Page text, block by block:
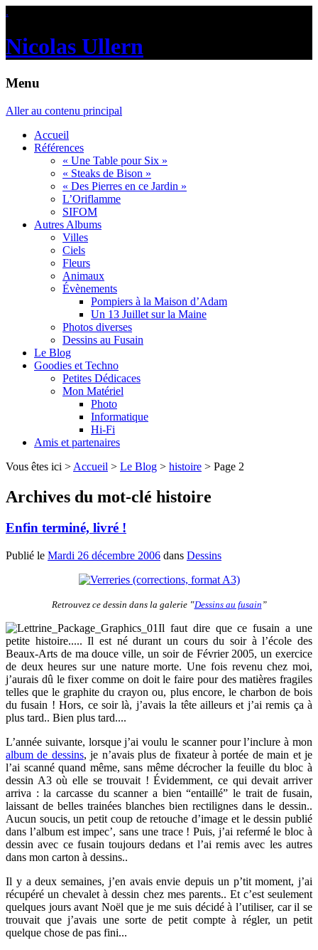
.
Nicolas Ullern
Menu
Aller au contenu principal
Accueil
Références
« Une Table pour Six »
« Steaks de Bison »
« Des Pierres en ce Jardin »
L’Oriflamme
SIFOM
Autres Albums
Villes
Ciels
Fleurs
Animaux
Évènements
Pompiers à la Maison d’Adam
Un 13 Juillet sur la Maine
Photos diverses
Dessins au Fusain
Le Blog
Goodies et Techno
Petites Dédicaces
Mon Matériel
Photo
Informatique
Hi-Fi
Amis et partenaires
Vous êtes ici > Accueil > Le Blog > histoire > Page 2
Archives du mot-clé histoire
Enfin terminé, livré !
Publié le Mardi 26 décembre 2006 dans Dessins
Retrouvez ce dessin dans la galerie ‟Dessins au fusain ”
Il faut dire que ce fusain a une
petite histoire..... Il est né durant un cours du soir à l’école des
Beaux-Arts de ma douce ville, un soir de Février 2005, un exercice
de deux heures sur une nature morte. Une fois revenu chez moi,
j’aurais dû le fixer comme on doit le faire pour des matières fragiles
telles que le graphite du crayon ou, plus encore, le charbon de bois
du fusain ! Hors, ce soir là, j’avais la tête ailleurs et j’ai remis ça à
plus tard.. Bien plus tard....
L’année suivante, lorsque j’ai voulu le scanner pour l’inclure à mon
album de dessins, je n’avais plus de fixateur à portée de main et je
l’ai scanné quand même, sans même décrocher la feuille du bloc à
dessin A3 où elle se trouvait ! Évidemment, ce qui devait arriver
arriva : la carcasse du scanner a bien “entaillé” le trait de fusain,
laissant de belles trainées blanches bien rectilignes dans le dessin..
Aucun soucis, un petit coup de retouche d’image et le dessin publié
dans l’album est impec’, sans une trace ! Puis, j’ai refermé le bloc à
dessin avec ce fusain toujours dedans et l’ai remis avec les autres
dans mon carton à dessins..
Il y a deux semaines, j’en avais envie depuis un p’tit moment, j’ai
récupéré un chevalet à dessin chez mes parents.. Et c’est seulement
quelques jours avant Noël que je me suis décidé à l’utiliser, car il se
trouvait que j’avais une sorte de petit compte à régler, un petit
quelque chose de pas fini...